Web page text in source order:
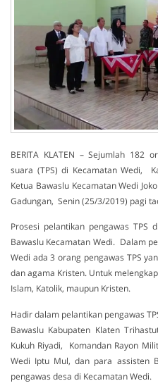
BERITA KLATEN – Sejumlah 182
suara (TPS) di Kecamatan Wedi,
Ketua Bawaslu Kecamatan Wedi
Gadungan, Senin (25/3/2019) pagi
Prosesi pelantikan pengawas TPS
Bawaslu Kecamatan Wedi. Dalam
Wedi ada 3 orang pengawas TPS
dan agama Kristen. Untuk
Islam, Katolik, maupun Kristen.
Hadir dalam pelantikan pengawas
Bawaslu Kabupaten Klaten
Kukuh Riyadi, Komandan Rayon
Wedi Iptu Mul, dan para assisten
pengawas desa di Kecamatan Wedi.